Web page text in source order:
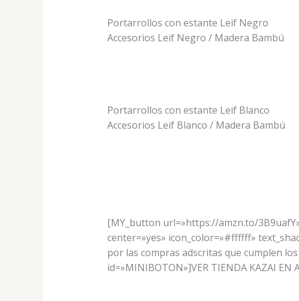
Portarrollos con estante Leif Negro
Accesorios Leif Negro / Madera Bambú
Portarrollos con estante Leif Blanco
Accesorios Leif Blanco / Madera Bambú
[MY_button url=»https://amzn.to/
center=»yes» icon_color=»#ffffff»
por las compras adscritas que cumplen
id=»MINIBOTON»]VER TIENDA KAZAI